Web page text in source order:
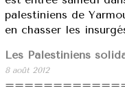
palestiniens de
en chasser les
Les Palestiniens
8 août 2012